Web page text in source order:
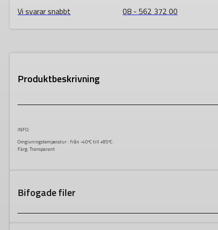
Vi svarar snabbt
08 - 562 372 00
Produktbeskrivning
INFO:
Omgivningstemperatur : från -40ºC till +85ºC.
Färg: Transparant
Bifogade filer